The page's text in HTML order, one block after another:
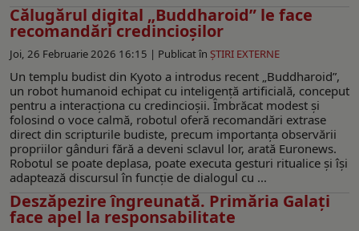
Călugărul digital „Buddharoid” le face
recomandări credincioşilor
Joi, 26 Februarie 2026 16:15 | Publicat în ŞTIRI EXTERNE
Un templu budist din Kyoto a introdus recent „Buddharoid”,
un robot humanoid echipat cu inteligență artificială, conceput
pentru a interacționa cu credincioșii. Îmbrăcat modest și
folosind o voce calmă, robotul oferă recomandări extrase
direct din scripturile budiste, precum importanța observării
propriilor gânduri fără a deveni sclavul lor, arată Euronews.
Robotul se poate deplasa, poate executa gesturi ritualice și își
adaptează discursul în funcție de dialogul cu ...
Deszăpezire îngreunată. Primăria Galaţi
face apel la responsabilitate